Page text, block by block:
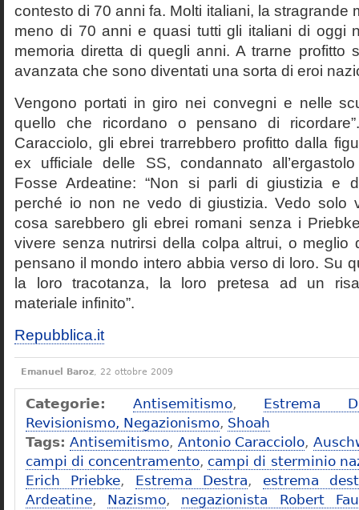
contesto di 70 anni fa. Molti italiani, la stragrande
meno di 70 anni e quasi tutti gli italiani di oggi
memoria diretta di quegli anni. A trarne profitto
avanzata che sono diventati una sorta di eroi
Vengono portati in giro nei convegni e nelle
quello che ricordano o pensano di
Caracciolo, gli ebrei trarrebbero profitto dalla
ex ufficiale delle SS, condannato
Fosse Ardeatine: “Non si parli di giustizia e
perché io non ne vedo di giustizia. Vedo solo
cosa sarebbero gli ebrei romani senza i
vivere senza nutrirsi della colpa altrui, o meglio
pensano il mondo intero abbia verso di loro. Su
la loro tracotanza, la loro pretesa ad un
materiale infinito”.
Repubblica.it
Emanuel Baroz, 22 ottobre 2009
Categorie: Antisemitismo, Estrema
Revisionismo, Negazionismo, Shoah
Tags: Antisemitismo, Antonio Caracciolo,
campi di concentramento, campi di sterminio
Erich Priebke, Estrema Destra, estrema
Ardeatine, Nazismo, negazionista Robert